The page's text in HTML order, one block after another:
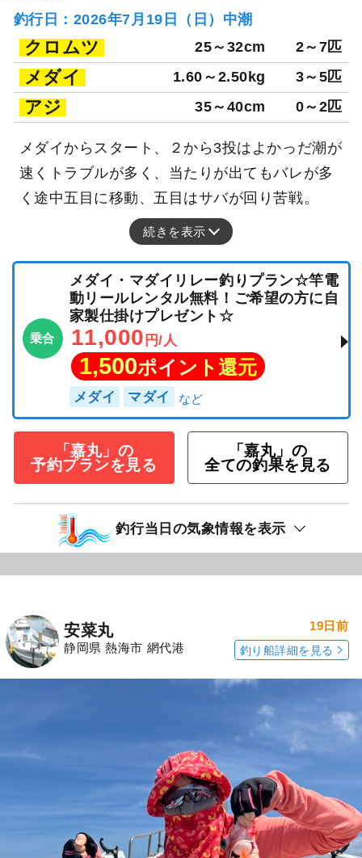
釣行日：2026年7月19日（日）中潮
クロムツ 25～32cm 2～7匹
メダイ 1.60～2.50kg 3～5匹
アジ 35～40cm 0～2匹
メダイからスタート、２から3投はよかっだ潮が
速くトラブルが多く、当たりが出てもバレが多
く途中五目に移動、五目はサバが回り苦戦。
続きを表示
乗合
メダイ・マダイリレー釣りプラン☆竿電
動リールレンタル無料！ご希望の方に自
家製仕掛けプレゼント☆
11,000 円/人
1,500ポイント還元
メダイ マダイ
「嘉丸」の
予約プランを見る
「嘉丸」の
全ての釣果を見る
釣行当日の気象情報を表示
安菜丸
静岡県 熱海市 網代港
19日前
釣り船詳細を見る